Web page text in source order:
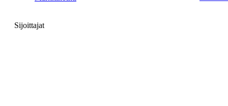
Sijoittajat